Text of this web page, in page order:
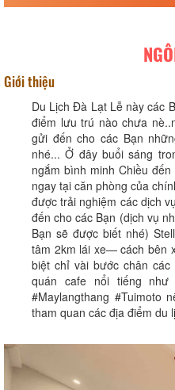
Giới thiệu
Du Lịch Đà Lạt Lễ này các
điểm lưu trú nào chưa
gửi đến cho các Bạn
nhé... Ở đây buổi sáng
ngắm bình minh Chiều
ngay tại căn phòng của
được trải nghiệm các dịch
đến cho các Bạn (dịch vụ
Bạn sẽ được biết nhé)
tâm 2km lái xe— cách bên
biệt chỉ vài bước chân
quán cafe nổi tiếng như
#Maylangthang #Tuimoto
tham quan các địa điểm du